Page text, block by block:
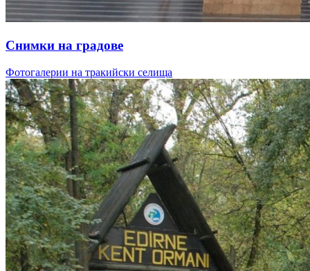
Снимки на градове
Фотогалерии на тракийски селища